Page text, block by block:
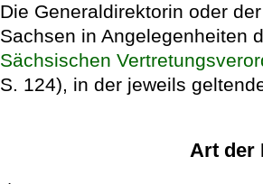
Die Generaldirektorin oder
Sachsen in Angelegenheiten
Sächsischen
S. 124), in der jeweils
Art der